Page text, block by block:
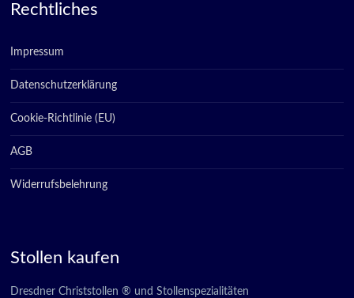
Rechtliches
Impressum
Datenschutzerklärung
Cookie-Richtlinie (EU)
AGB
Widerrufsbelehrung
Stollen kaufen
Dresdner Christstollen ® und Stollenspezialitäten